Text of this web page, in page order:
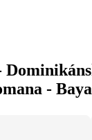
-